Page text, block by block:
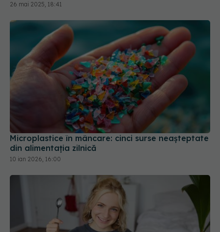
26 mai 2025, 18:41
Microplastice în mâncare: cinci surse neașteptate
din alimentația zilnică
10 ian 2026, 16:00